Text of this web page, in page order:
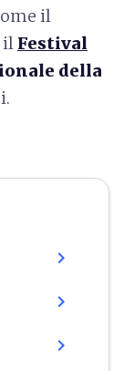
il
il Festival
della
chevron_right
chevron_right
chevron_right